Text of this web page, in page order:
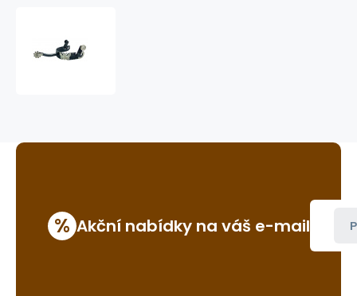
% Akční nabídky na váš e-mail